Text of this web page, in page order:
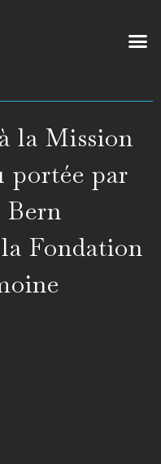
la Mission
portée par
Bern
Fondation